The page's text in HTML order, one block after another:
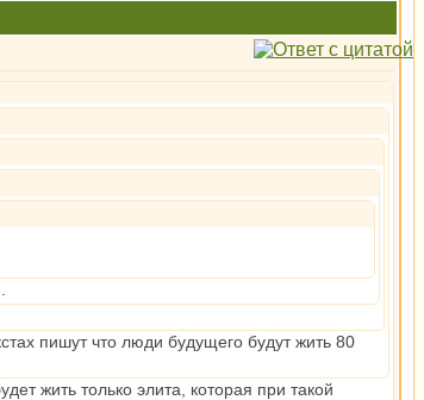
пишут что люди будущего будут жить 80
жить только элита, которая при такой